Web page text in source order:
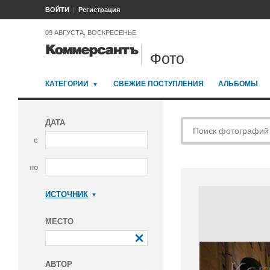
ВОЙТИ Регистрация
09 АВГУСТА, ВОСКРЕСЕНЬЕ
Фото
КАТЕГОРИИ СВЕЖИЕ ПОСТУПЛЕНИЯ АЛЬБОМЫ
ДАТА
с
по
ИСТОЧНИК
МЕСТО
АВТОР